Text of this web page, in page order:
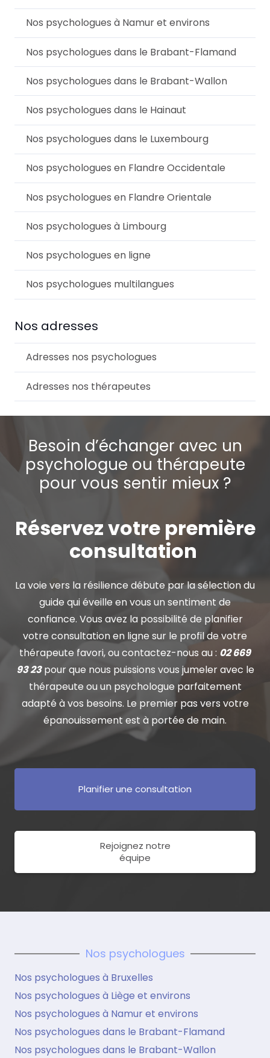
Nos psychologues à Namur et environs
Nos psychologues dans le Brabant-Flamand
Nos psychologues dans le Brabant-Wallon
Nos psychologues dans le Hainaut
Nos psychologues dans le Luxembourg
Nos psychologues en Flandre Occidentale
Nos psychologues en Flandre Orientale
Nos psychologues à Limbourg
Nos psychologues en ligne
Nos psychologues multilangues
Nos adresses
Adresses nos psychologues
Adresses nos thérapeutes
Besoin d’échanger avec un
psychologue ou thérapeute
pour vous sentir mieux ?
Réservez votre première
consultation
La voie vers la résilience débute par la sélection du
guide qui éveille en vous un sentiment de
confiance. Vous avez la possibilité de planifier
votre consultation en ligne sur le profil de votre
thérapeute favori, ou contactez-nous au : 02 669
93 23pour que nous puissions vous jumeler avec le
thérapeute ou un psychologue parfaitement
adapté à vos besoins. Le premier pas vers votre
épanouissement est à portée de main.
Planifier une consultation
Rejoignez notre
équipe
Nos psychologues
Nos psychologues à Bruxelles
Nos psychologues à Liège et environs
Nos psychologues à Namur et environs
Nos psychologues dans le Brabant-Flamand
Nos psychologues dans le Brabant-Wallon